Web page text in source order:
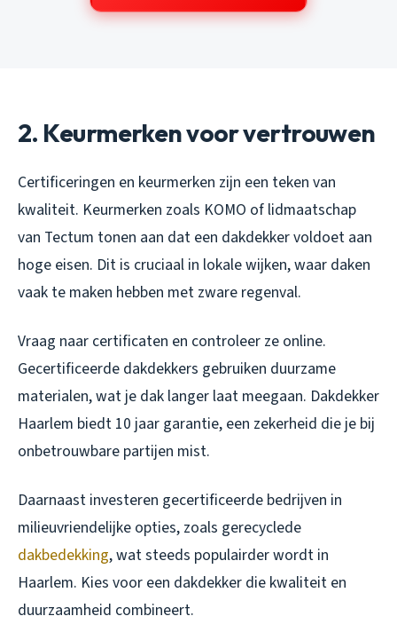
2. Keurmerken voor vertrouwen
Certificeringen en keurmerken zijn een teken van
kwaliteit. Keurmerken zoals KOMO of lidmaatschap
van Tectum tonen aan dat een dakdekker voldoet aan
hoge eisen. Dit is cruciaal in lokale wijken, waar daken
vaak te maken hebben met zware regenval.
Vraag naar certificaten en controleer ze online.
Gecertificeerde dakdekkers gebruiken duurzame
materialen, wat je dak langer laat meegaan. Dakdekker
Haarlem biedt 10 jaar garantie, een zekerheid die je bij
onbetrouwbare partijen mist.
Daarnaast investeren gecertificeerde bedrijven in
milieuvriendelijke opties, zoals gerecyclede
dakbedekking, wat steeds populairder wordt in
Haarlem. Kies voor een dakdekker die kwaliteit en
duurzaamheid combineert.